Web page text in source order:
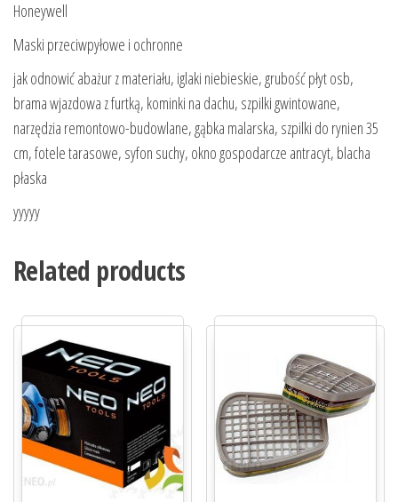
Honeywell
Maski przeciwpyłowe i ochronne
jak odnowić abażur z materiału, iglaki niebieskie, grubość płyt osb,
brama wjazdowa z furtką, kominki na dachu, szpilki gwintowane,
narzędzia remontowo-budowlane, gąbka malarska, szpilki do rynien 35
cm, fotele tarasowe, syfon suchy, okno gospodarcze antracyt, blacha
płaska
yyyyy
Related products